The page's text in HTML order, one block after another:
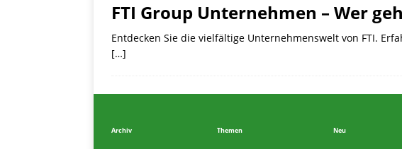
FTI Group Unternehmen – Wer
Entdecken Sie die vielfältige Unternehmenswelt von FTI.
[…]
Archiv Themen Neu